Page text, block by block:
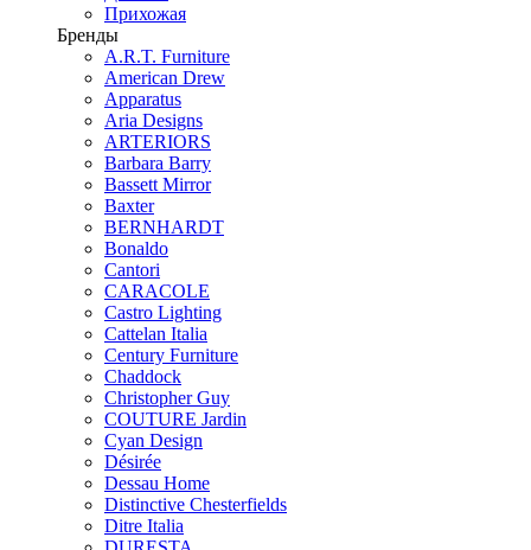
Прихожая
Бренды
A.R.T. Furniture
American Drew
Apparatus
Aria Designs
ARTERIORS
Barbara Barry
Bassett Mirror
Baxter
BERNHARDT
Bonaldo
Cantori
CARACOLE
Castro Lighting
Cattelan Italia
Century Furniture
Chaddock
Christopher Guy
COUTURE Jardin
Cyan Design
Désirée
Dessau Home
Distinctive Chesterfields
Ditre Italia